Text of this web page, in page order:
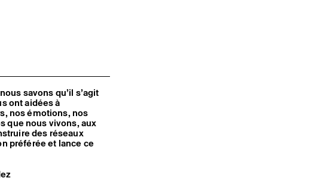
savons qu’il s’agit
ont aidées à
nos émotions, nos
que nous vivons, aux
des réseaux
préférée et lance ce